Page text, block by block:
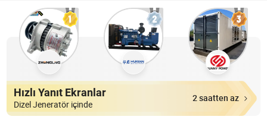
Hızlı Yanıt Ekranlar
Dizel Jeneratör içinde
2 saatten az